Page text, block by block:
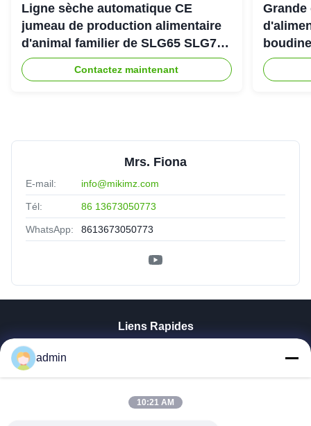
Ligne sèche automatique CE
jumeau de production alimentaire
d'animal familier de SLG65 SLG70
de boudineuse à vis de parallèle
Contactez maintenant
sortie
Mrs. Fiona
E-mail: info@mikimz.com
Tél: 86 13673050773
WhatsApp: 8613673050773
Liens Rapides
A Propos De Nous
admin
10:21 AM